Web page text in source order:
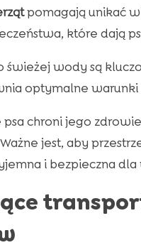
pomagają unikać
które dają
świeżej wody są
optymalne warunki
chroni jego
jest, aby
i bezpieczna dla